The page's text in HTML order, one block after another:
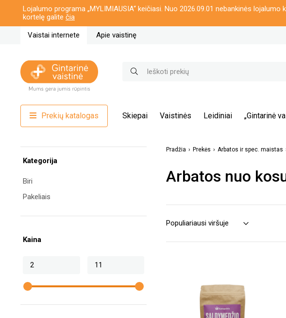
Lojalumo programa „MYLIMIAUSIA“ keičiasi. Nuo 2026.09.01 nebankinės
kortelę galite čia
Vaistai internete Apie vaistinę
Prekių katalogas Skiepai Vaistinės Leidiniai „Gintarinė
Kategorija
Biri
Pakeliais
Kaina
Pradžia Prekės Arbatos ir spec. maistas
Arbatos nuo